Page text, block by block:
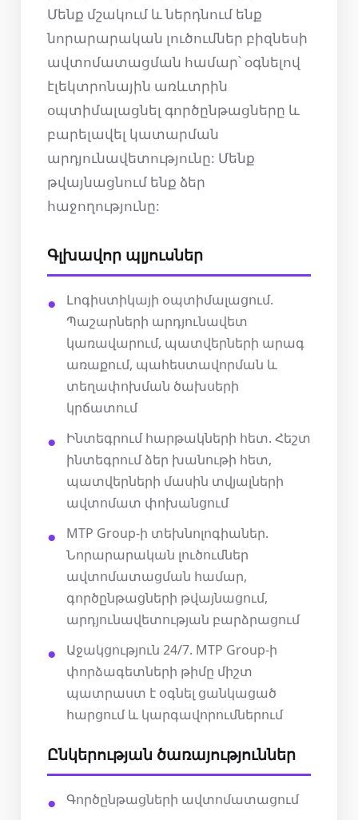
Մենք մշակում և ներդնում ենք
նորարարական լուծումներ բիզնեսի
ավտոմատացման համար՝ օգնելով
էլեկտրոնային առևտրին
օպտիմալացնել գործընթացները և
բարելավել կատարման
արդյունավետությունը: Մենք
թվայնացնում ենք ձեր
հաջողությունը:
Գլխավոր պլյուսներ
Լոգիստիկայի օպտիմալացում.
Պաշարների արդյունավետ
կառավարում, պատվերների արագ
առաքում, պահեստավորման և
տեղափոխման ծախսերի
կրճատում
Ինտեգրում հարթակների հետ. Հեշտ
ինտեգրում ձեր խանութի հետ,
պատվերների մասին տվյալների
ավտոմատ փոխանցում
MTP Group-ի տեխնոլոգիաներ.
Նորարարական լուծումներ
ավտոմատացման համար,
գործընթացների թվայնացում,
արդյունավետության բարձրացում
Աջակցություն 24/7. MTP Group-ի
փորձագետների թիմը միշտ
պատրաստ է օգնել ցանկացած
հարցում և կարգավորումներում
Ընկերության ծառայություններ
Գործընթացների ավտոմատացում